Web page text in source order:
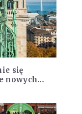
się
nowych